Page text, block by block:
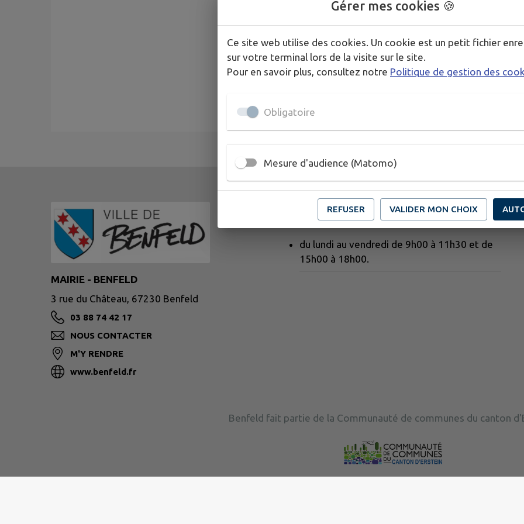
MAIRIE - BENFELD
3 rue du Château, 67230 Benfeld
03 88 74 42 17
NOUS CONTACTER
M'Y RENDRE
www.benfeld.fr
Horaires d'ouverture au public :
du lundi au vendredi de 9h00 à 11h30 et de
15h00 à 18h00.
Benfeld fait partie de la Communauté de communes du canton
Gérer mes cookies 🍪
Ce site web utilise des cookies. Un cookie est un petit fichier
sur votre terminal lors de la visite sur le site.
Pour en savoir plus, consultez notre Politique de gestion des
Obligatoire
Mesure d'audience (Matomo)
REFUSER VALIDER MON CHOIX